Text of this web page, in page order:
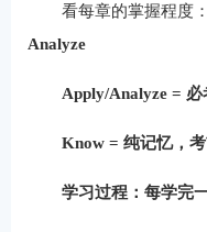
看每章的掌握程度：
Analyze
Apply/Analyze =
Know = 纯记忆，
学习过程：每学完